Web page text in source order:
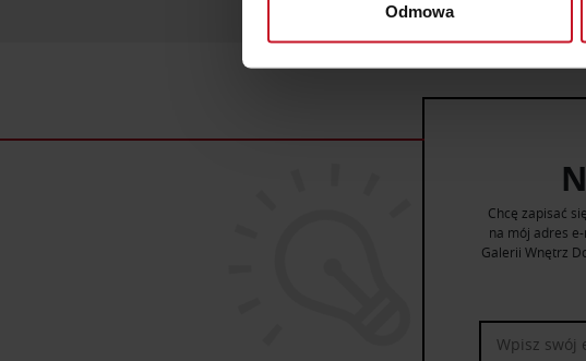
Dowiedz się więcej odnośnie tego, jak
Wykorzystujemy pliki cookie do
uzyskanymi podczas korzystania z ich
Odmowa
Chcę zapisać
na mój adres
Galerii Wnętrz